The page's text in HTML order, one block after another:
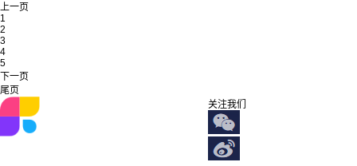
上一页
1
2
3
4
5
下一页
尾页
关注我们